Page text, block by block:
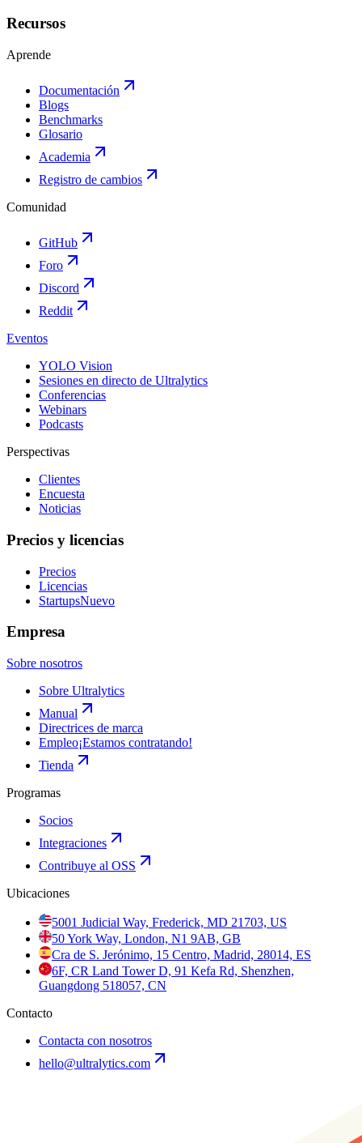
Recursos
Aprende
Documentación
Blogs
Benchmarks
Glosario
Academia
Registro de cambios
Comunidad
GitHub
Foro
Discord
Reddit
Eventos
YOLO Vision
Sesiones en directo de Ultralytics
Conferencias
Webinars
Podcasts
Perspectivas
Clientes
Encuesta
Noticias
Precios y licencias
Precios
Licencias
StartupsNuevo
Empresa
Sobre nosotros
Sobre Ultralytics
Manual
Directrices de marca
Empleo¡Estamos contratando!
Tienda
Programas
Socios
Integraciones
Contribuye al OSS
Ubicaciones
5001 Judicial Way, Frederick, MD 21703, US
50 York Way, London, N1 9AB, GB
Cra de S. Jerónimo, 15 Centro, Madrid, 28014, ES
6F, CR Land Tower D, 91 Kefa Rd, Shenzhen,
Guangdong 518057, CN
Contacto
Contacta con nosotros
hello@ultralytics.com